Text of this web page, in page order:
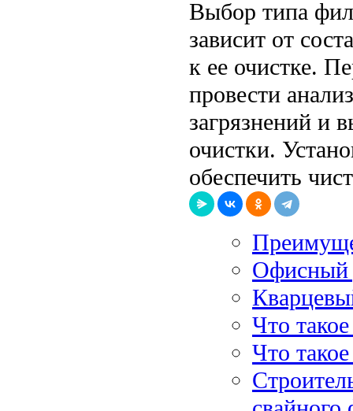
Выбор типа
зависит от
к ее очистке.
провести
загрязнений и
очистки.
обеспечить
Офисный
Что
Что